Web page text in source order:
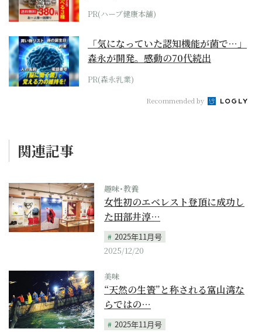
PR(ハーブ健康本舗)
「気になっていた認知機能が菌で…」
森永が開発。感動の70代続出
PR(森永乳業)
Recommended by
関連記事
趣味･教養
女性初のエベレスト登頂に成功し
た田部井淳…
2025年11月号
2025/12/20
美味
“天然の生簀”と称される富山湾な
らではの…
2025年11月号